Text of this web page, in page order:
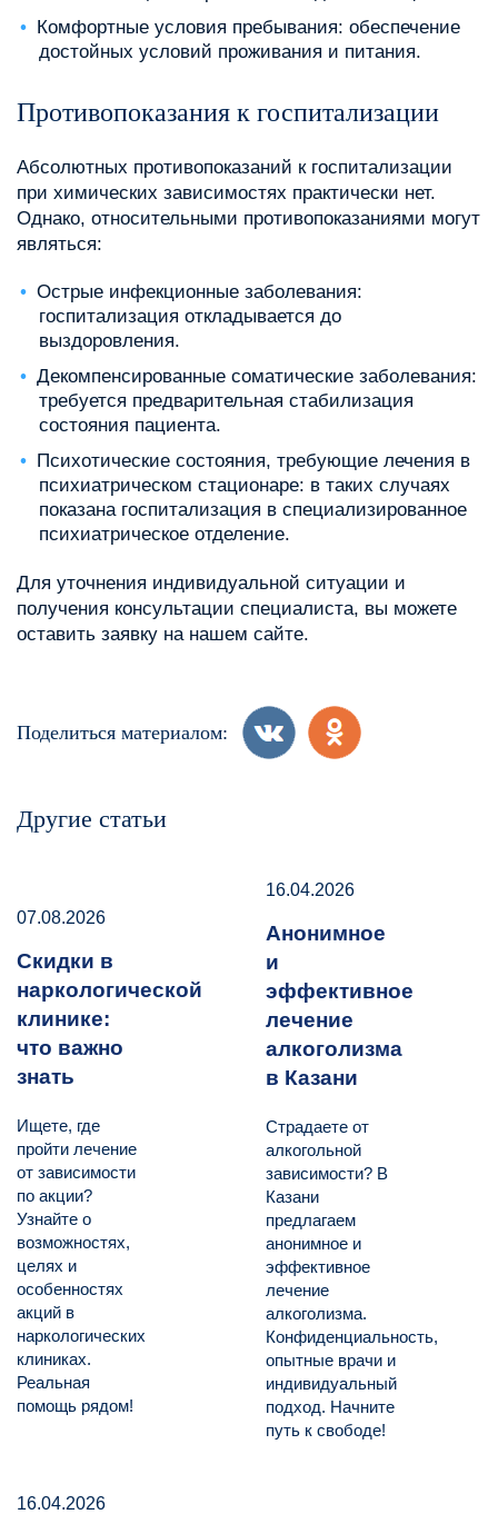
Комфортные условия пребывания: обеспечение
достойных условий проживания и питания.
Противопоказания к госпитализации
Абсолютных противопоказаний к госпитализации
при химических зависимостях практически нет.
Однако, относительными противопоказаниями могут
являться:
Острые инфекционные заболевания:
госпитализация откладывается до
выздоровления.
Декомпенсированные соматические заболевания:
требуется предварительная стабилизация
состояния пациента.
Психотические состояния, требующие лечения в
психиатрическом стационаре: в таких случаях
показана госпитализация в специализированное
психиатрическое отделение.
Для уточнения индивидуальной ситуации и
получения консультации специалиста, вы можете
оставить заявку на нашем сайте.
Поделиться материалом:
Другие статьи
07.08.2026
Скидки в
наркологической
клинике:
что важно
знать
Ищете, где
пройти лечение
от зависимости
по акции?
Узнайте о
возможностях,
целях и
особенностях
акций в
наркологических
клиниках.
Реальная
помощь рядом!
16.04.2026
Анонимное
и
эффективное
лечение
алкоголизма
в Казани
Страдаете от
алкогольной
зависимости? В
Казани
предлагаем
анонимное и
эффективное
лечение
алкоголизма.
Конфиденциальность,
опытные врачи и
индивидуальный
подход. Начните
путь к свободе!
16.04.2026